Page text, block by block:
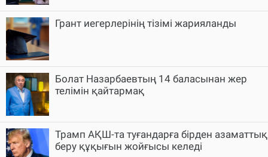
Грант иегерлерінің тізімі жарияланды
Болат Назарбаевтың 14 баласынан жер
телімін қайтармақ
Трамп АҚШ-та туғандарға бірден азаматтық
беру құқығын жойғысы келеді